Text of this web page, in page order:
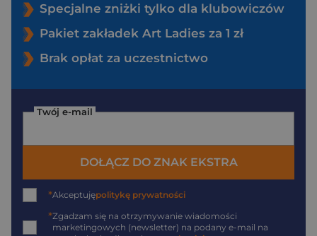
Specjalne zniżki tylko dla klubowiczów
Pakiet zakładek Art Ladies za 1 zł
Brak opłat za uczestnictwo
Twój e-mail
DOŁĄCZ DO ZNAK EKSTRA
*Akceptujępolitykę prywatności
*Zgadzam się na otrzymywanie wiadomości
marketingowych (newsletter) na podany e-mail na